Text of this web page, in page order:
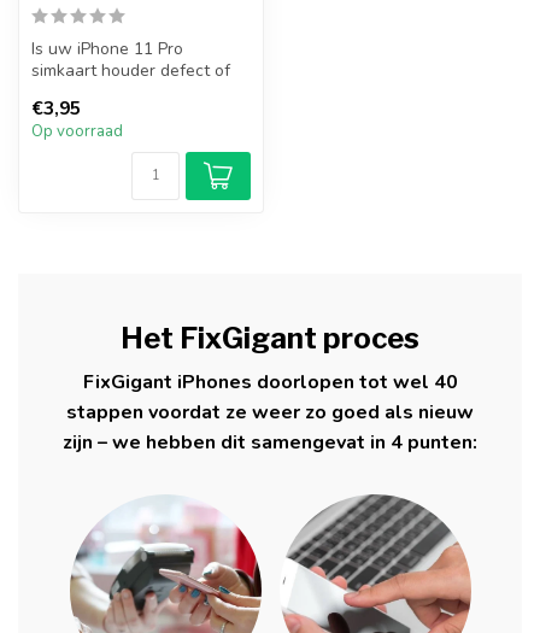
Is uw iPhone 11 Pro
simkaart houder defect of
iPhone 11 Pro...
€3,95
Op voorraad
Het FixGigant proces
FixGigant iPhones doorlopen tot wel 40
stappen voordat ze weer zo goed als nieuw
zijn – we hebben dit samengevat in 4 punten: